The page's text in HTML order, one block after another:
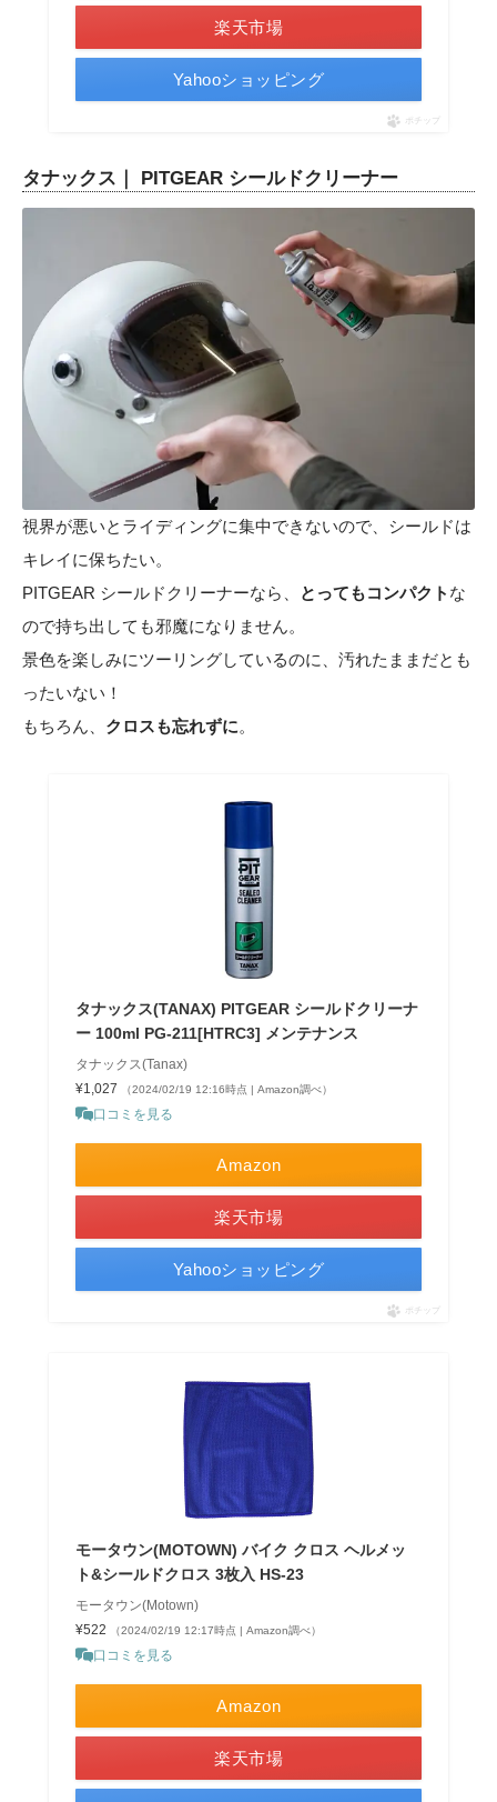
楽天市場
Yahooショッピング
ポチップ
タナックス｜ PITGEAR シールドクリーナー
視界が悪いとライディングに集中できないので、シールドは
キレイに保ちたい。
PITGEAR シールドクリーナーなら、
とってもコンパクト な
ので持ち出しても邪魔になりません。
景色を楽しみにツーリングしているのに、汚れたままだとも
ったいない！
もちろん、 クロスも忘れずに。
タナックス(TANAX) PITGEAR シールドクリーナ
ー 100ml PG-211[HTRC3] メンテナンス
タナックス(Tanax)
¥1,027
（2024/02/19 12:16時点 | Amazon調べ）
口コミを見る
Amazon
楽天市場
Yahooショッピング
ポチップ
モータウン(MOTOWN) バイク クロス ヘルメッ
ト&シールドクロス 3枚入 HS-23
モータウン(Motown)
¥522
（2024/02/19 12:17時点 | Amazon調べ）
口コミを見る
Amazon
楽天市場